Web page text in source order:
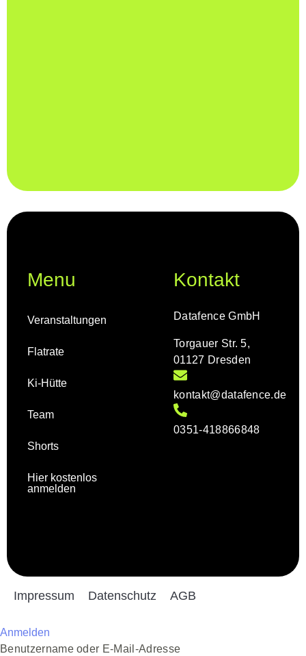
Menu
Veranstaltungen
Flatrate
Ki-Hütte
Team
Shorts
Hier kostenlos
anmelden
Kontakt
Datafence GmbH
Torgauer Str. 5,
01127 Dresden
kontakt@datafence.de
0351-418866848
Impressum Datenschutz AGB
Anmelden
Benutzername oder E-Mail-Adresse